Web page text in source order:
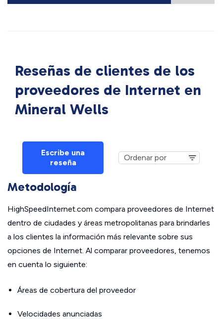
Reseñas de clientes de los
proveedores de Internet en
Mineral Wells
Escribe una
reseña
Metodología
HighSpeedInternet.com compara proveedores de Internet
dentro de ciudades y áreas metropolitanas para brindarles
a los clientes la información más relevante sobre sus
opciones de Internet. Al comparar proveedores, tenemos
en cuenta lo siguiente:
Áreas de cobertura del proveedor
Velocidades anunciadas